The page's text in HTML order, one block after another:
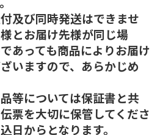
及び同時発送はできませ
とお届け先様が同じ場
あっても商品によりお届け
いますので、あらかじめ
等については保証書と共
票を大切に保管してくださ
日からとなります。